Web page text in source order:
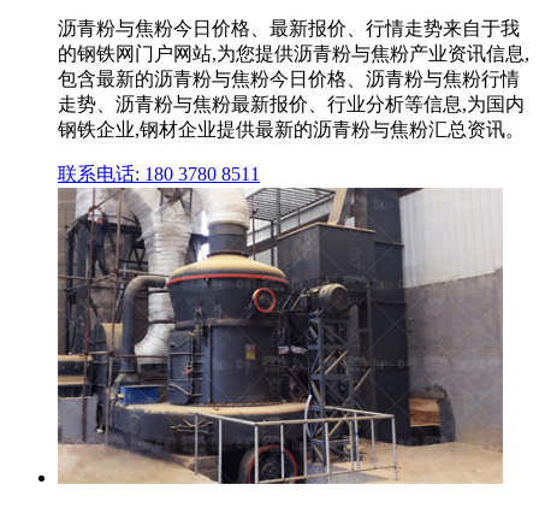
沥青粉与焦粉今日价格、最新报价、行情走势来自于我
的钢铁网门户网站,为您提供沥青粉与焦粉产业资讯信息,
包含最新的沥青粉与焦粉今日价格、沥青粉与焦粉行情
走势、沥青粉与焦粉最新报价、行业分析等信息,为国内
钢铁企业,钢材企业提供最新的沥青粉与焦粉汇总资讯。
联系电话: 180 3780 8511